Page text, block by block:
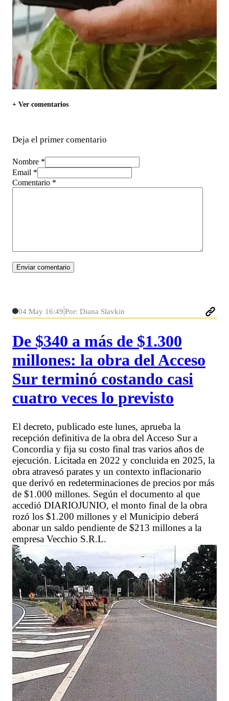
+ Ver comentarios
Deja el primer comentario
Nombre *
Email *
Comentario *
04 May 16:49 Por: Diana Slavkin
De $340 a más de $1.300
millones: la obra del Acceso
Sur terminó costando casi
cuatro veces lo previsto
El decreto, publicado este lunes, aprueba la
recepción definitiva de la obra del Acceso Sur a
Concordia y fija su costo final tras varios años de
ejecución. Licitada en 2022 y concluida en 2025, la
obra atravesó parates y un contexto inflacionario
que derivó en redeterminaciones de precios por más
de $1.000 millones. Según el documento al que
accedió DIARIOJUNIO, el monto final de la obra
rozó los $1.200 millones y el Municipio deberá
abonar un saldo pendiente de $213 millones a la
empresa Vecchio S.R.L.